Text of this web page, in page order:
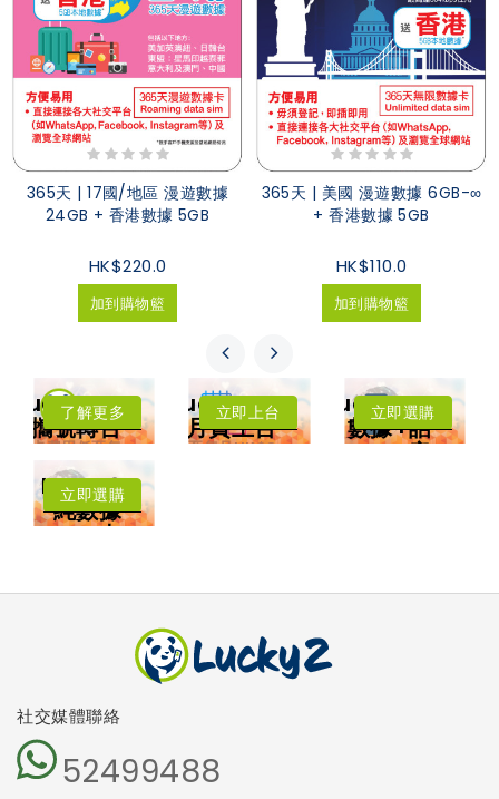
365天 | 17國/地區 漫遊數據
24GB + 香港數據 5GB
HK$220.0
加到購物籃
365天 | 美國 漫遊數據 6GB-∞
+ 香港數據 5GB
HK$110.0
加到購物籃
LuckySIM
攜號轉台
年卡費用低至每
了解更多 LuckySIM
月費上台
低至每月HK$8
立即上台 LuckySIM
數據+話
音
立即選購
Lucky2
純數據
卡
碼
立即選購
社交媒體聯絡
52499488